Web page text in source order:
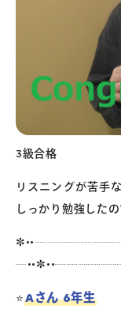
3級合格
リスニングが苦手
しっかり勉強した
⭐️Aさん 6年生